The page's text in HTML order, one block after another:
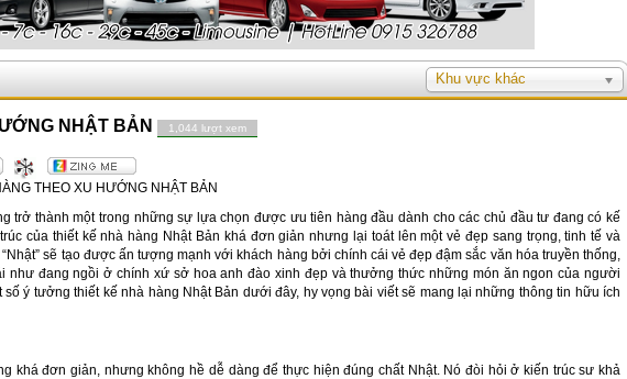
Khu vực khác
NHẬT BẢN 1,044 lượt xem
THEO XU HƯỚNG NHẬT BẢN
trở thành một trong những sự lựa chọn được ưu tiên hàng đầu dành cho các chủ đầu tư đang có kế
của thiết kế nhà hàng Nhật Bản khá đơn giản nhưng lại toát lên một vẻ đẹp sang trọng, tinh tế và
sẽ tạo được ấn tượng mạnh với khách hàng bởi chính cái vẻ đẹp đậm sắc văn hóa truyền thống,
như đang ngồi ở chính xứ sở hoa anh đào xinh đẹp và thưởng thức những món ăn ngon của người
số ý tưởng thiết kế nhà hàng Nhật Bản dưới đây, hy vọng bài viết sẽ mang lại những thông tin hữu ích
khá đơn giản, nhưng không hề dễ dàng để thực hiện đúng chất Nhật. Nó đòi hỏi ở kiến trúc sư khả